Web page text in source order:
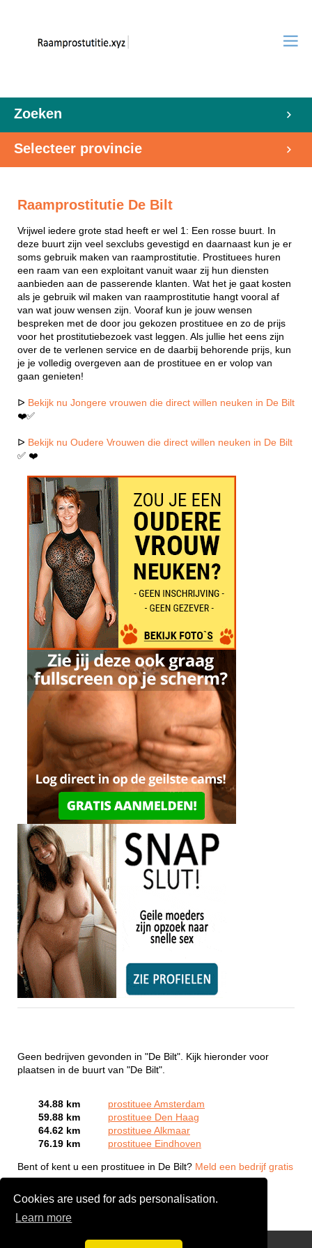
Cookies are used for ads personalisation.
Learn more
Zoeken
Selecteer provincie
Raamprostitutie De Bilt
Vrijwel iedere grote stad heeft er wel 1: Een rosse buurt. In
deze buurt zijn veel sexclubs gevestigd en daarnaast kun je er
soms gebruik maken van raamprostitutie. Prostituees huren
een raam van een exploitant vanuit waar zij hun diensten
aanbieden aan de passerende klanten. Wat het je gaat kosten
als je gebruik wil maken van raamprostitutie hangt vooral af
van wat jouw wensen zijn. Vooraf kun je jouw wensen
bespreken met de door jou gekozen prostituee en zo de prijs
voor het prostitutiebezoek vast leggen. Als jullie het eens zijn
over de te verlenen service en de daarbij behorende prijs, kun
je je volledig overgeven aan de prostituee en er volop van
gaan genieten!
ᐅ Bekijk nu Jongere vrouwen die direct willen neuken in De Bilt
❤️✅
ᐅ Bekijk nu Oudere Vrouwen die direct willen neuken in De Bilt
✅ ❤️
Geen bedrijven gevonden in "De Bilt". Kijk hieronder voor
plaatsen in de buurt van "De Bilt".
34.88 km
prostituee Amsterdam
59.88 km
prostituee Den Haag
64.62 km
prostituee Alkmaar
76.19 km
prostituee Eindhoven
Bent of kent u een prostituee in De Bilt? Meld een bedrijf gratis
aan